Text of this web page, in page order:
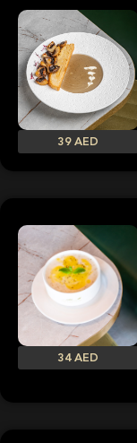
39 AED
34 AED